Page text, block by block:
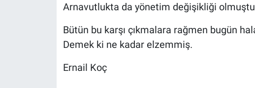
Arnavutlukta da yönetim değişikliği
Bütün bu karşı çıkmalara rağmen bugün
Demek ki ne kadar elzemmiş.
Ernail Koç